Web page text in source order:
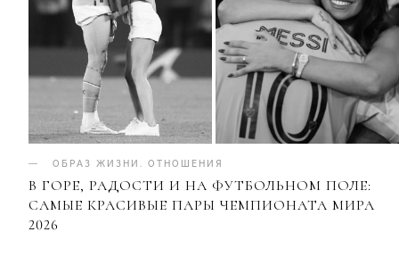
ОБРАЗ ЖИЗНИ . ОТНОШЕНИЯ
В ГОРЕ, РАДОСТИ И НА ФУТБОЛЬНОМ ПОЛЕ:
САМЫЕ КРАСИВЫЕ ПАРЫ ЧЕМПИОНАТА МИРА
2026